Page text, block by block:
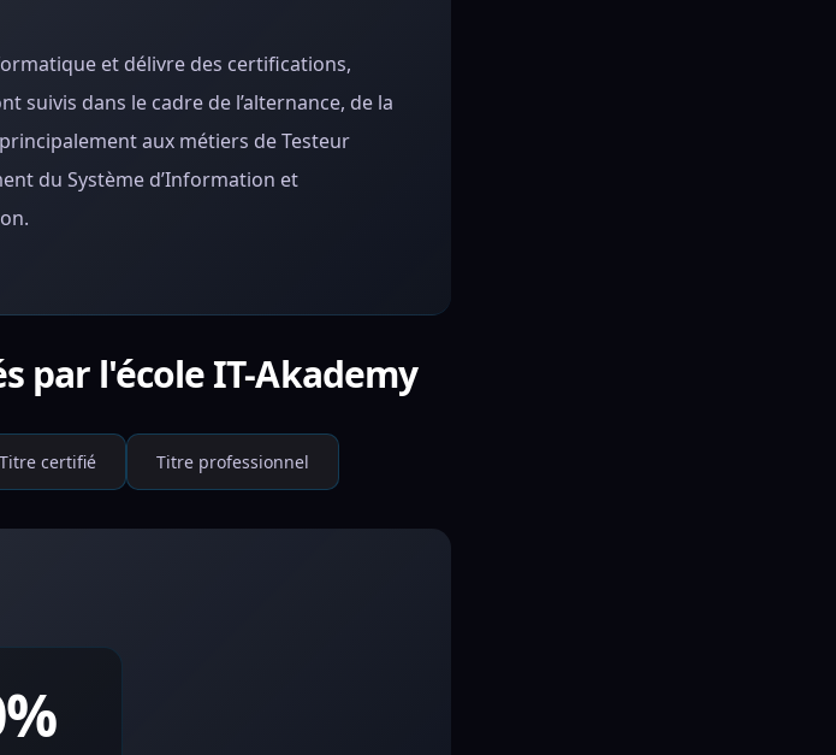
et délivre des certifications,
suivis dans le cadre de l’alternance, de la
aux métiers de Testeur
du Système d’Information et
par l'école IT-Akademy
Titre certifié Titre professionnel